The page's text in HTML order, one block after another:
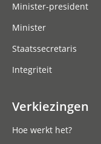
Minister-president
Minister
Staatssecretaris
Integriteit
Verkiezingen
Hoe werkt het?